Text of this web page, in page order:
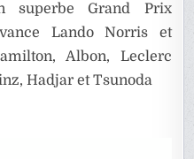
superbe Grand Prix
Lando Norris et
Albon, Leclerc
Hadjar et Tsunoda